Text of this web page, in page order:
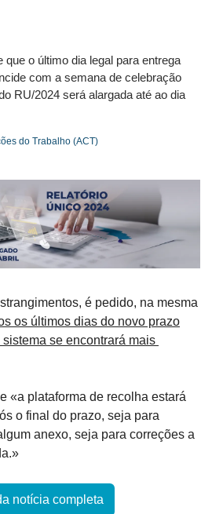
que o último dia legal para entrega
com a semana de celebração
RU/2024 será alargada até ao dia
do Trabalho (ACT)
é pedido, na mesma
os últimos dias do novo prazo
sistema se encontrará mais
«a plataforma de recolha estará
o final do prazo, seja para
anexo, seja para correções a
notícia completa